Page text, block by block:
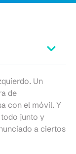
Un
de
con el móvil. Y
junto y
a ciertos